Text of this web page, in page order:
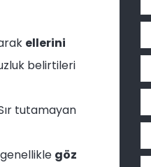
ellerini
belirtileri
tutamayan
göz